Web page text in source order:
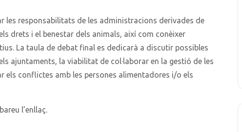
les responsabilitats de les administracions derivades de
drets i el benestar dels animals, així com conèixer
La taula de debat final es dedicarà a discutir possibles
ajuntaments, la viabilitat de col·laborar en la gestió de les
els conflictes amb les persones alimentadores i/o els
l’enllaç.